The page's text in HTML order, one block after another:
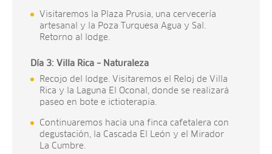
Visitaremos la Plaza Prusia, una cervecería
artesanal y la Poza Turquesa Agua y Sal.
Retorno al lodge.
Día 3: Villa Rica – Naturaleza
Recojo del lodge. Visitaremos el Reloj de Villa
Rica y la Laguna El Oconal, donde se realizará
paseo en bote e ictioterapia.
Continuaremos hacia una finca cafetalera con
degustación, la Cascada El León y el Mirador
La Cumbre.